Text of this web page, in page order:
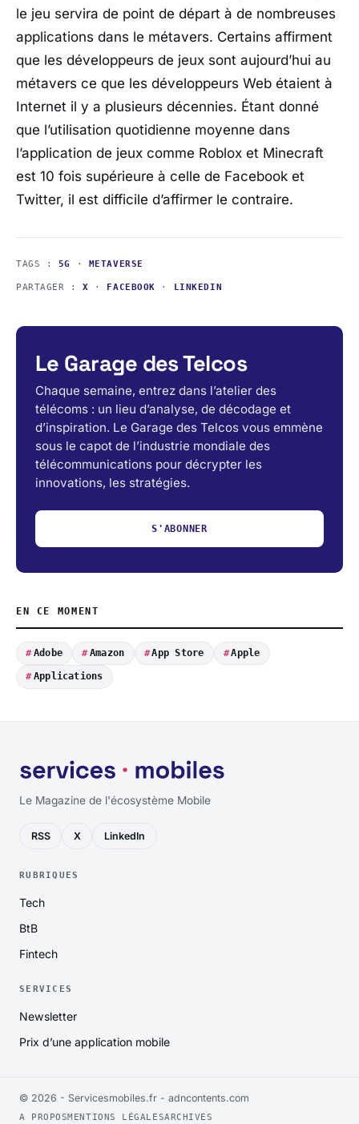
le jeu servira de point de départ à de nombreuses
applications dans le métavers. Certains affirment
que les développeurs de jeux sont aujourd’hui au
métavers ce que les développeurs Web étaient à
Internet il y a plusieurs décennies. Étant donné
que l’utilisation quotidienne moyenne dans
l’application de jeux comme Roblox et Minecraft
est 10 fois supérieure à celle de Facebook et
Twitter, il est difficile d’affirmer le contraire.
TAGS : 5G · METAVERSE
PARTAGER :X · FACEBOOK · LINKEDIN
Le Garage des Telcos
Chaque semaine, entrez dans l’atelier des
télécoms : un lieu d’analyse, de décodage et
d’inspiration. Le Garage des Telcos vous emmène
sous le capot de l’industrie mondiale des
télécommunications pour décrypter les
innovations, les stratégies.
S'ABONNER
EN CE MOMENT
Adobe Amazon App Store Apple
Applications
Le Magazine de l'écosystème Mobile
RSS X LinkedIn
RUBRIQUES
Tech
BtB
Fintech
SERVICES
Newsletter
Prix d’une application mobile
© 2026 - Servicesmobiles.fr - adncontents.com
A PROPOSMENTIONS LÉGALESARCHIVES